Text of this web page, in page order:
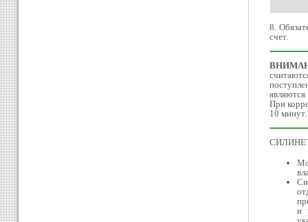
8.
счет.
При
10 минут.
СИЛИНЕТ
и